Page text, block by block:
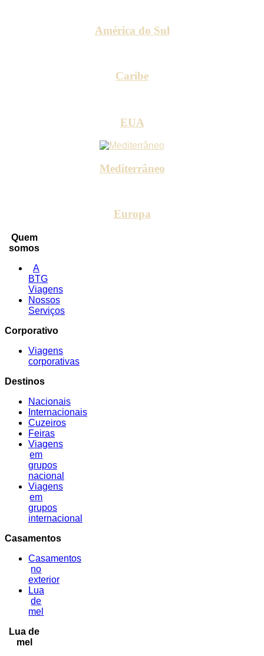
América do Sul
Caribe
EUA
Mediterrâneo
Europa
Quem
somos
A
BTG
Viagens
Nossos
Serviços
Corporativo
Viagens
corporativas
Destinos
Nacionais
Internacionais
Cuzeiros
Feiras
Viagens
em
grupos
nacional
Viagens
em
grupos
internacional
Casamentos
Casamentos
no
exterior
Lua
de
mel
Lua de
mel